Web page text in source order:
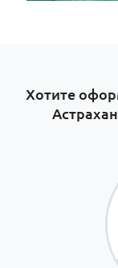
Хотите